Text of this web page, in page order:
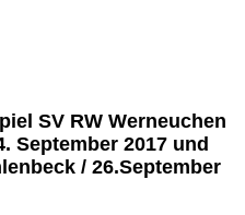
SV RW Werneuchen
September 2017 und
/ 26.September